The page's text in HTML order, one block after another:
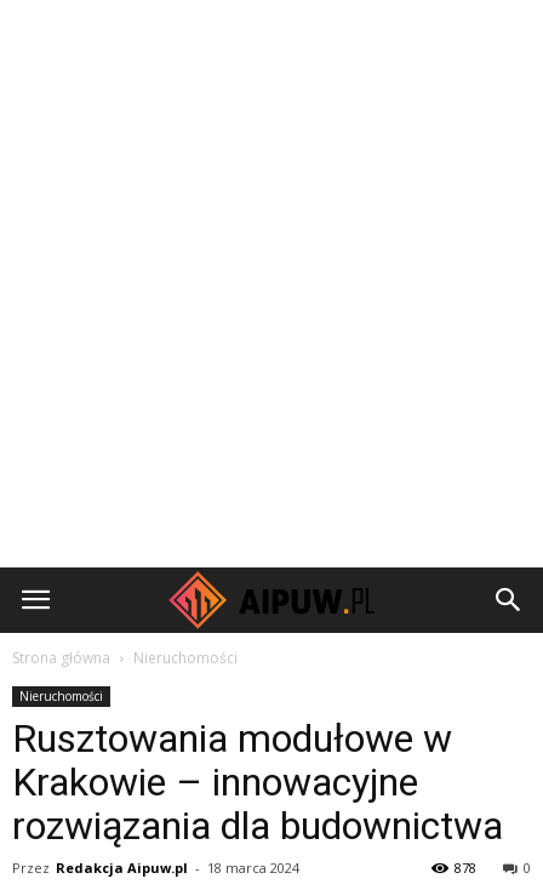
Aipuw.pl
Strona główna Nieruchomości
Nieruchomości
Rusztowania modułowe w
Krakowie – innowacyjne
rozwiązania dla budownictwa
Przez Redakcja Aipuw.pl - 18 marca 2024 0
878